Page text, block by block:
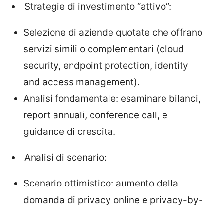
Strategie di investimento “attivo”:
Selezione di aziende quotate che offrano
servizi simili o complementari (cloud
security, endpoint protection, identity
and access management).
Analisi fondamentale: esaminare bilanci,
report annuali, conference call, e
guidance di crescita.
Analisi di scenario:
Scenario ottimistico: aumento della
domanda di privacy online e privacy-by-